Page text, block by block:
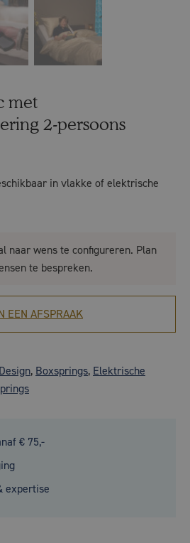
met
2-persoons
in vlakke of elektrische
naar wens te configureren. Plan
te bespreken.
EEN AFSPRAAK
, Boxsprings, Elektrische
€ 75,-
expertise